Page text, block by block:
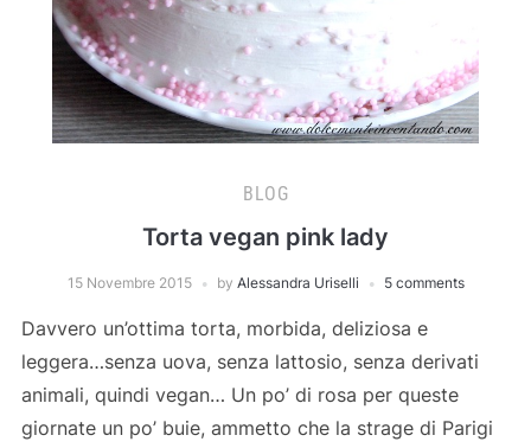
BLOG
Torta vegan pink lady
15 Novembre 2015 by Alessandra Uriselli 5 comments
Davvero un’ottima torta, morbida, deliziosa e
leggera…senza uova, senza lattosio, senza derivati
animali, quindi vegan… Un po’ di rosa per queste
giornate un po’ buie, ammetto che la strage di Parigi